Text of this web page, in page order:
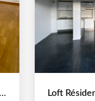
Type 3 en résidence avec ascenseur